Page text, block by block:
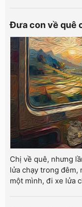
Đưa con về quê
Chị về quê, nhưng
lửa chạy trong đêm,
một mình, đi xe lửa